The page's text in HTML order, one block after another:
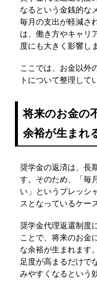
なるという金銭的な
毎月の支出が軽減さ
は、働き方やキャリ
度にも大きく影響し
ここでは、お金以外
トについて整理して
将来のお金の
余裕が生まれ
奨学金の返済は、長
す。そのため、「毎
い」というプレッシ
スとなっているケー
奨学金代理返還制度
ことで、将来のお金
な余裕が生まれます
足度が高まるだけで
みやすくなるという